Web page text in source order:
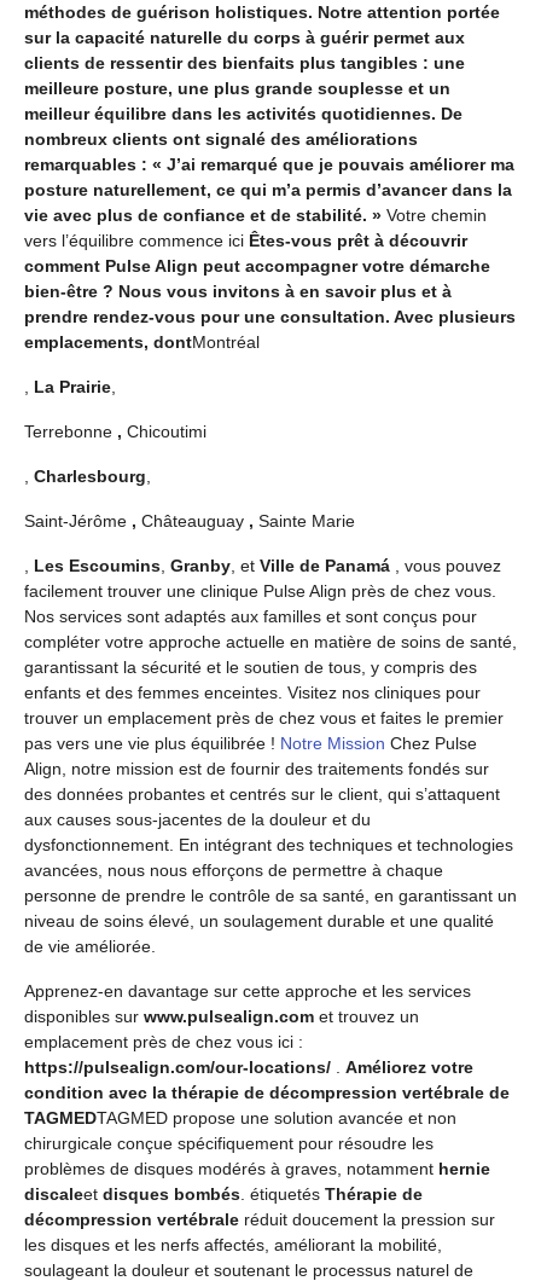
méthodes de guérison holistiques. Notre attention portée
sur la capacité naturelle du corps à guérir permet aux
clients de ressentir des bienfaits plus tangibles : une
meilleure posture, une plus grande souplesse et un
meilleur équilibre dans les activités quotidiennes. De
nombreux clients ont signalé des améliorations
remarquables : « J’ai remarqué que je pouvais améliorer ma
posture naturellement, ce qui m’a permis d’avancer dans la
vie avec plus de confiance et de stabilité. » Votre chemin
vers l’équilibre commence ici Êtes-vous prêt à découvrir
comment Pulse Align peut accompagner votre démarche
bien-être ? Nous vous invitons à en savoir plus et à
prendre rendez-vous pour une consultation. Avec plusieurs
emplacements, dontMontréal
La Prairie
Terrebonne , Chicoutimi
Charlesbourg
Saint-Jérôme , Châteauguay , Sainte Marie
Les Escoumins Granby , et Ville de Panamá , vous pouvez
facilement trouver une clinique Pulse Align près de chez vous.
Nos services sont adaptés aux familles et sont conçus pour
compléter votre approche actuelle en matière de soins de santé,
garantissant la sécurité et le soutien de tous, y compris des
enfants et des femmes enceintes. Visitez nos cliniques pour
trouver un emplacement près de chez vous et faites le premier
pas vers une vie plus équilibrée ! Notre Mission Chez Pulse
Align, notre mission est de fournir des traitements fondés sur
des données probantes et centrés sur le client, qui s’attaquent
aux causes sous-jacentes de la douleur et du
dysfonctionnement. En intégrant des techniques et technologies
avancées, nous nous efforçons de permettre à chaque
personne de prendre le contrôle de sa santé, en garantissant un
niveau de soins élevé, un soulagement durable et une qualité
de vie améliorée.
Apprenez-en davantage sur cette approche et les services
disponibles sur www.pulsealign.com et trouvez un
emplacement près de chez vous ici :
https://pulsealign.com/our-locations/
Améliorez votre
condition avec la thérapie de décompression vertébrale de
TAGMEDTAGMED propose une solution avancée et non
chirurgicale conçue spécifiquement pour résoudre les
problèmes de disques modérés à graves, notamment hernie
discaleet disques bombés . étiquetés Thérapie de
décompression vertébrale réduit doucement la pression sur
les disques et les nerfs affectés, améliorant la mobilité,
soulageant la douleur et soutenant le processus naturel de